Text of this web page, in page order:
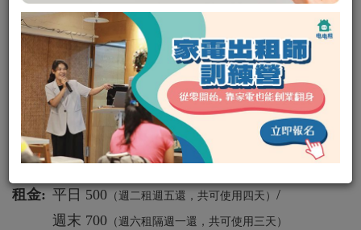
空氣清淨機
其他 空氣清淨機
冷暖空調 可出租
租金: 平日 500 （週二租週五還，共可使用四天） /
週末 700 （週六租隔週一還，共可使用三天）